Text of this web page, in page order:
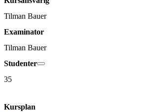
Tilman Bauer
Examinator
Tilman Bauer
Studenter
35
Kursplan